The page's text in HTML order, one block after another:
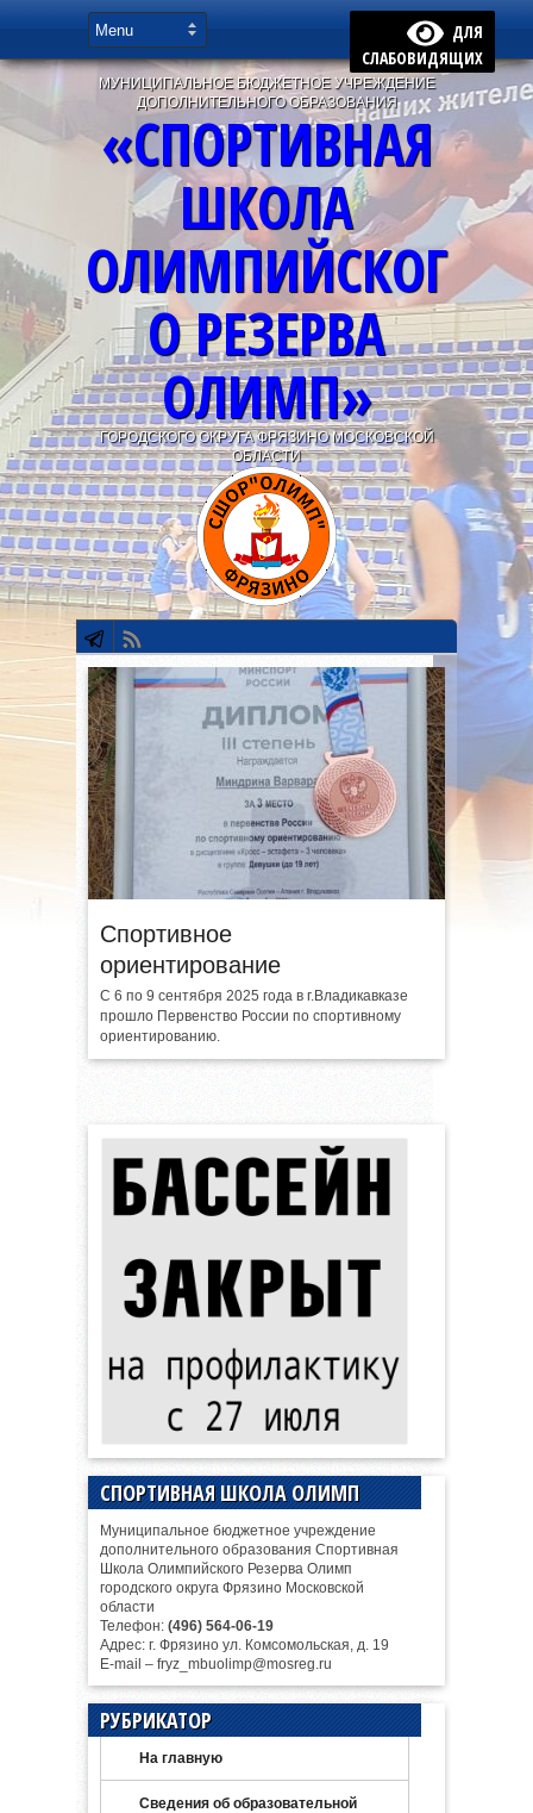
ДЛЯ
СЛАБОВИДЯЩИХ
МУНИЦИПАЛЬНОЕ БЮДЖЕТНОЕ УЧРЕЖДЕНИЕ
ДОПОЛНИТЕЛЬНОГО ОБРАЗОВАНИЯ
«СПОРТИВНАЯ
ШКОЛА
ОЛИМПИЙСКОГ
О РЕЗЕРВА
ОЛИМП»
ГОРОДСКОГО ОКРУГА ФРЯЗИНО МОСКОВСКОЙ
ОБЛАСТИ
Спортивное
ориентирование
С 6 по 9 сентября 2025 года в г.Владикавказе
прошло Первенство России по спортивному
ориентированию.
СПОРТИВНАЯ ШКОЛА ОЛИМП
Муниципальное бюджетное учреждение
дополнительного образования Спортивная
Школа Олимпийского Резерва Олимп
городского округа Фрязино Московской
области
Телефон: (496) 564-06-19
Адрес: г. Фрязино ул. Комсомольская, д. 19
E-mail – fryz_mbuolimp@mosreg.ru
РУБРИКАТОР
На главную
Сведения об образовательной